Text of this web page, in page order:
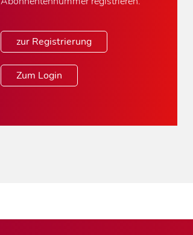
zur Registrierung
Zum Login